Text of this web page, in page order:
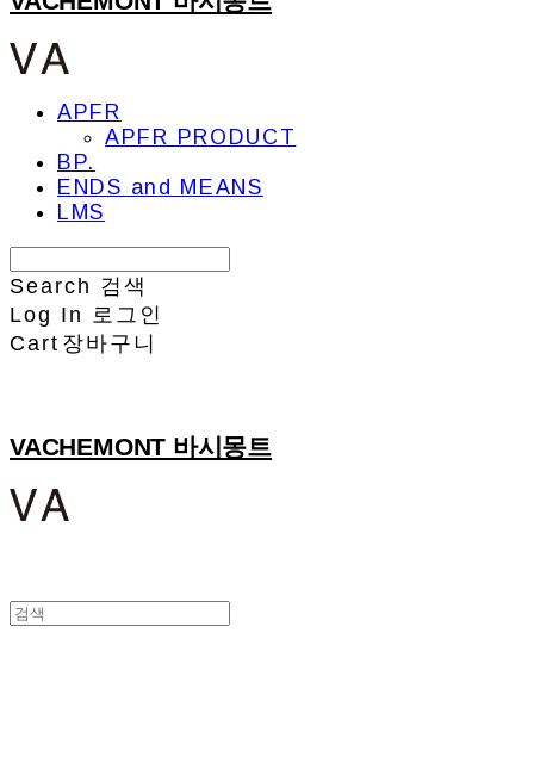
APFR
APFR PRODUCT
BP.
ENDS and MEANS
LMS
Search 검색
Log In 로그인
Cart 장바구니
VACHEMONT 바시몽트